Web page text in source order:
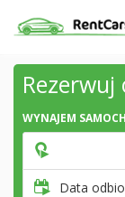
Rezerwuj
WYNAJEM
Data